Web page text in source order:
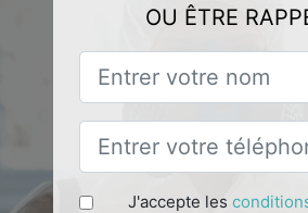
OU ÊTRE
J'accepte les